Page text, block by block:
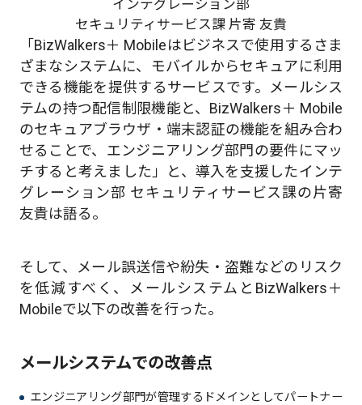
インテグレーション部
セキュリティサービス課 片寄 友貴
「BizWalkers＋ Mobileはビジネスで使用するさま
ざまなシステムに、モバイルからセキュアに利用
できる機能を提供するサービスです。メールシス
テムの持つ配信制限機能と、BizWalkers＋ Mobile
のセキュアブラウザ・端末認証の機能を組み合わ
せることで、エンジニアリング部門の要件にマッ
チすると考えました」と、導入を支援したインテ
グレーション部 セキュリティサービス課の片寄
友貴は語る。
そして、メール誤送信や紛失・盗難などのリスク
を低減すべく、メールシステムとBizWalkers＋
Mobileで以下の改善を行った。
メールシステムでの改善点
エンジニアリング部門が管理するドメインとしてパートナー